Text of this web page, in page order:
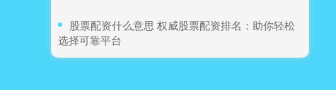
​股票配资什么意思 权威股票配资排名：助你轻松
选择可靠平台